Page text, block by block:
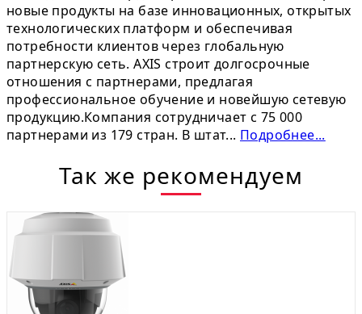
новые продукты на базе инновационных, открытых
технологических платформ и обеспечивая
потребности клиентов через глобальную
партнерскую сеть. AXIS строит долгосрочные
отношения с партнерами, предлагая
профессиональное обучение и новейшую сетевую
продукцию.Компания сотрудничает с 75 000
партнерами из 179 стран. В штат... Подробнее...
Так же рекомендуем